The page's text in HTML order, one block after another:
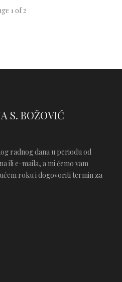
1 of2
S. BOŽOVIĆ
radnog dana u periodu od
ili e-maila, a mi ćemo vam
roku i dogovoriti termin za